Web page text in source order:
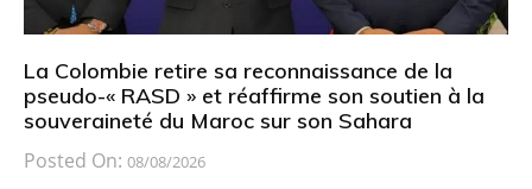
La Colombie retire sa reconnaissance de la
pseudo-« RASD » et réaffirme son soutien à la
souveraineté du Maroc sur son Sahara
Posted On: 08/08/2026